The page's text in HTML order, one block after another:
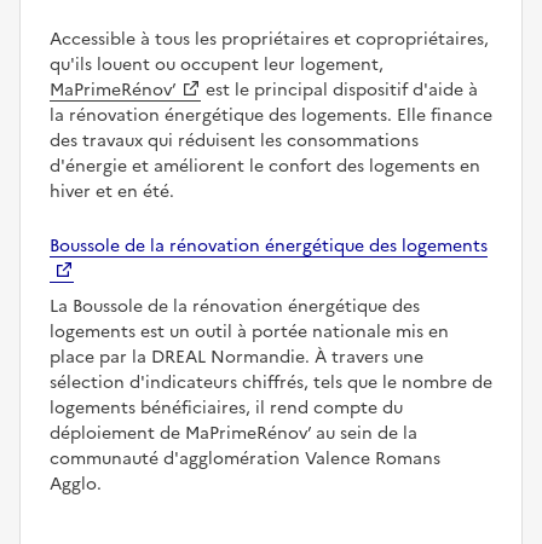
Accessible à tous les propriétaires et copropriétaires,
qu'ils louent ou occupent leur logement,
MaPrimeRénov’
est le principal dispositif d'aide à
la rénovation énergétique des logements. Elle finance
des travaux qui réduisent les consommations
d'énergie et améliorent le confort des logements en
hiver et en été.
Boussole de la rénovation énergétique des logements
La Boussole de la rénovation énergétique des
logements est un outil à portée nationale mis en
place par la DREAL Normandie. À travers une
sélection d'indicateurs chiffrés, tels que le nombre de
logements bénéficiaires, il rend compte du
déploiement de MaPrimeRénov’ au sein de la
communauté d'agglomération Valence Romans
Agglo.